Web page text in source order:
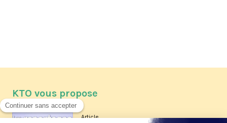
KTO vous propose
Article